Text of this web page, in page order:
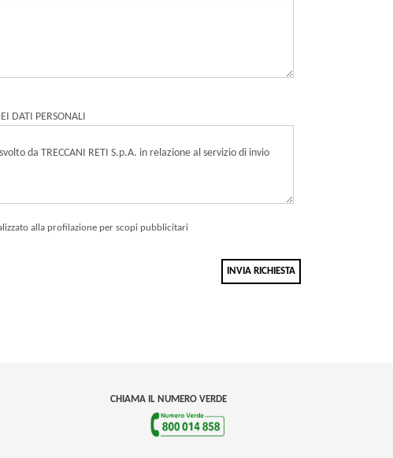
DATI PERSONALI
alla profilazione per scopi pubblicitari
INVIA RICHIESTA
CHIAMA IL NUMERO VERDE